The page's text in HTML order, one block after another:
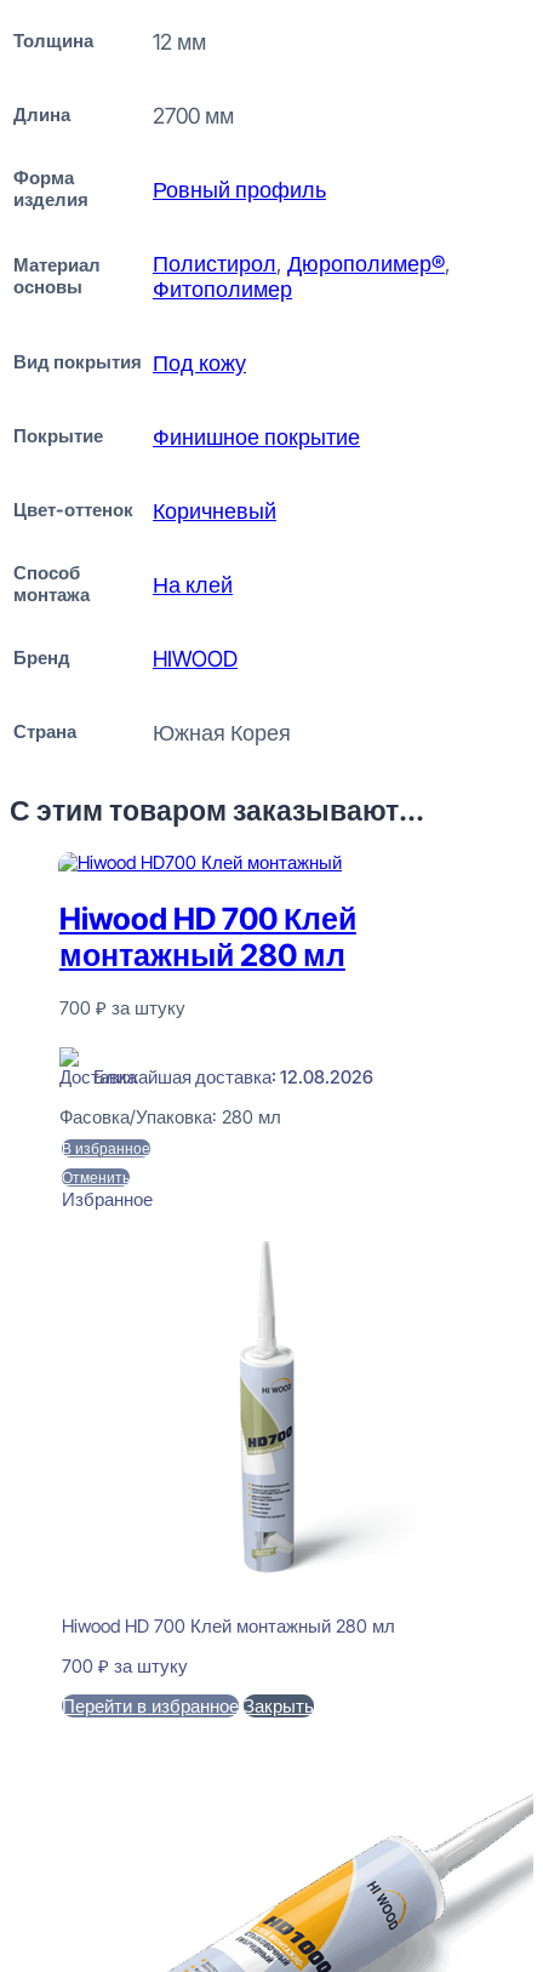
Толщина 12 мм
Длина 2700 мм
Форма
изделия
Ровный профиль
Материал
основы
Полистирол, Дюрополимер®,
Фитополимер
Вид покрытия Под кожу
Покрытие Финишное покрытие
Цвет-оттенок Коричневый
Способ
монтажа
На клей
Бренд HIWOOD
Страна Южная Корея
С этим товаром заказывают...
Hiwood HD 700 Клей
монтажный 280 мл
700 ₽ за штуку
Ближайшая доставка: 12.08.2026
Фасовка/Упаковка: 280 мл
В избранное
Отменить
Избранное
Hiwood HD 700 Клей монтажный 280 мл
700 ₽ за штуку
Перейти в избранное Закрыть